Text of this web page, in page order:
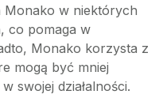
Monako w niektórych
co pomaga w
Monako korzysta z
mogą być mniej
swojej działalności.